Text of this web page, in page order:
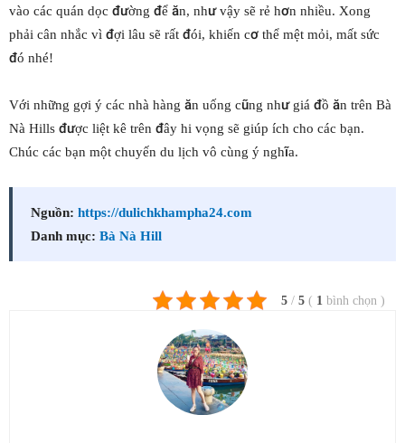
vào các quán dọc đường để ăn, như vậy sẽ rẻ hơn nhiều. Xong
phải cân nhắc vì đợi lâu sẽ rất đói, khiến cơ thể mệt mỏi, mất sức
đó nhé!
Với những gợi ý các nhà hàng ăn uống cũng như giá đồ ăn trên Bà
Nà Hills được liệt kê trên đây hi vọng sẽ giúp ích cho các bạn.
Chúc các bạn một chuyến du lịch vô cùng ý nghĩa.
Nguồn: https://dulichkhampha24.com
Danh mục: Bà Nà Hill
5 / 5 ( 1 bình chọn )